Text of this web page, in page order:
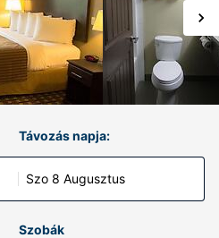
Távozás napja:
Szo 8 Augusztus
Szobák